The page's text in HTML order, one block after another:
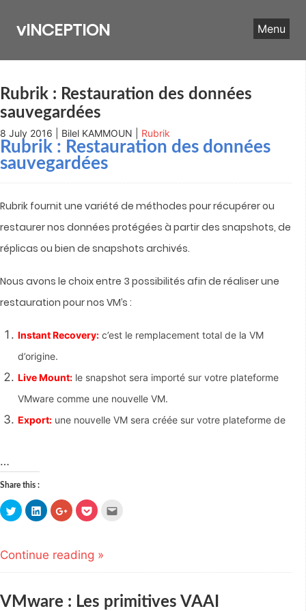
content
vINCEPTION Menu
Rubrik : Restauration des données
sauvegardées
8 July 2016 | Bilel KAMMOUN | Rubrik
Rubrik : Restauration des données
sauvegardées
Rubrik fournit une variété de méthodes pour récupérer ou
restaurer nos données protégées à partir des snapshots, de
réplicas ou bien de snapshots archivés.
Nous avons le choix entre 3 possibilités afin de réaliser une
restauration pour nos VM’s :
Instant Recovery:c’est le remplacement total de la VM
d’origine.
Live Mount:le snapshot sera importé sur votre plateforme
VMware comme une nouvelle VM.
Export:une nouvelle VM sera créée sur votre plateforme de
…
Share this :
Click
to
share
(Opens
in
window)
Click
to
share
in
window)
Click
to
share
(Opens
in
window)
Click
to
in
window)
in
Continue reading »
VMware : Les primitives VAAI